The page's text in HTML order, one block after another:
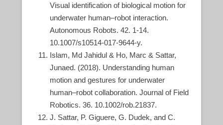
Visual identification of biological motion for
underwater human–robot interaction.
Autonomous Robots. 42. 1-14.
10.1007/s10514-017-9644-y.
Islam, Md Jahidul & Ho, Marc & Sattar,
Junaed. (2018). Understanding human
motion and gestures for underwater
human–robot collaboration. Journal of Field
Robotics. 36. 10.1002/rob.21837.
J. Sattar, P. Giguere, G. Dudek, and C.